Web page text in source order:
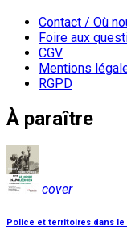
Contact / Où
Foire aux
CGV
Mentions
RGPD
À paraître
cover
Police et territoires dans